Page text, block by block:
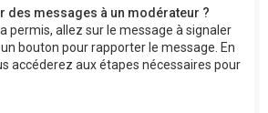
des messages à un modérateur ?
permis, allez sur le message à signaler
bouton pour rapporter le message. En
accéderez aux étapes nécessaires pour